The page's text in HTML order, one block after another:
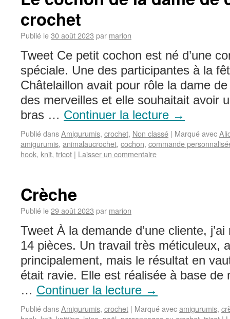
crochet
Publié le30 août 2023 par marion
Tweet Ce petit cochon est né d’une
spéciale. Une des participantes à la
Châtelaillon avait pour rôle la dame
des merveilles et elle souhaitait avoir
bras … Continuer la lecture →
Publié dansAmigurumis, crochet, Non classé | Marqué avec
amigurumis, animalaucrochet, cochon, commande
hook, knit, tricot | Laisser un commentaire
Crèche
Publié le29 août 2023 par marion
Tweet À la demande d’une cliente,
14 pièces. Un travail très méticuleux,
principalement, mais le résultat en
était ravie. Elle est réalisée à base de
… Continuer la lecture →
Publié dansAmigurumis, crochet | Marqué avecamigurumis,